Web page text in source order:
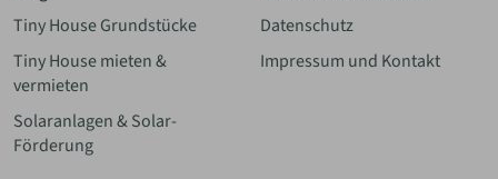
Tiny House Grundstücke
Tiny House mieten &
vermieten
Solaranlagen & Solar-
Förderung
Datenschutz
Impressum und Kontakt